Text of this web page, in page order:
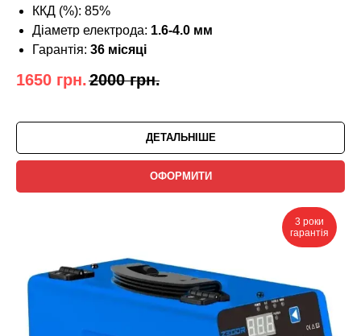
ККД (%): 85%
Діаметр електрода: 1.6-4.0 мм
Гарантія: 36 місяці
1650 грн.2000 грн.
ДЕТАЛЬНІШЕ
ОФОРМИТИ
3 роки
гарантія